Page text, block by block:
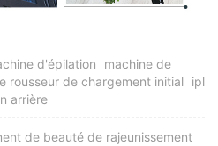
d'épilation
machine de
rousseur de chargement initial ipl
arrière
de beauté de rajeunissement